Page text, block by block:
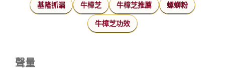
基隆抓漏 牛樟芝 牛樟芝推薦 螺螄粉
牛樟芝功效
聲量